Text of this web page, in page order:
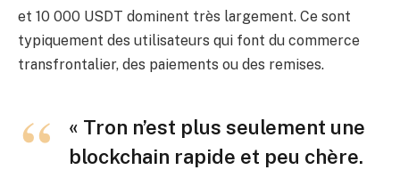
et 10 000 USDT dominent très largement. Ce sont
typiquement des utilisateurs qui font du commerce
transfrontalier, des paiements ou des remises.
« Tron n’est plus seulement une
blockchain rapide et peu chère.